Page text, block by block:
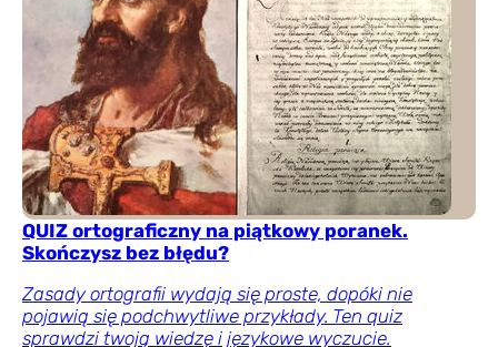
QUIZ ortograficzny na piątkowy poranek.
Skończysz bez błędu?
Zasady ortografii wydają się proste, dopóki nie
pojawią się podchwytliwe przykłady. Ten quiz
sprawdzi twoją wiedzę i językowe wyczucie.